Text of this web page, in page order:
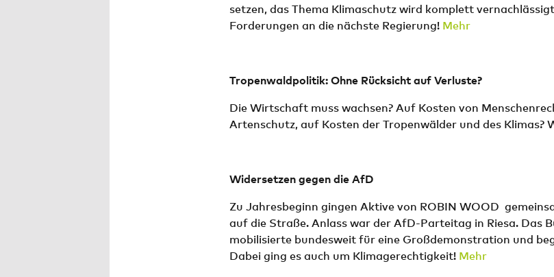
setzen, das Thema Klimaschutz wird komplett
Forderungen an die nächste Regierung! Mehr
Tropenwaldpolitik: Ohne Rücksicht auf Verluste?
Die Wirtschaft muss wachsen? Auf Kosten von
Artenschutz, auf Kosten der Tropenwälder und des Klimas?
Widersetzen gegen die AfD
Zu Jahresbeginn gingen Aktive von ROBIN WOOD
auf die Straße. Anlass war der AfD-Parteitag in Riesa. Das
mobilisierte bundesweit für eine Großdemonstration und
Dabei ging es auch um Klimagerechtigkeit! Mehr